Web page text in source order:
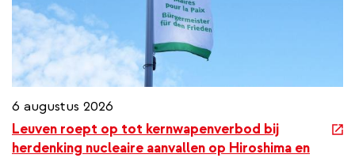
6 augustus 2026
Leuven roept op tot kernwapenverbod bij
herdenking nucleaire aanvallen op Hiroshima en
e
x